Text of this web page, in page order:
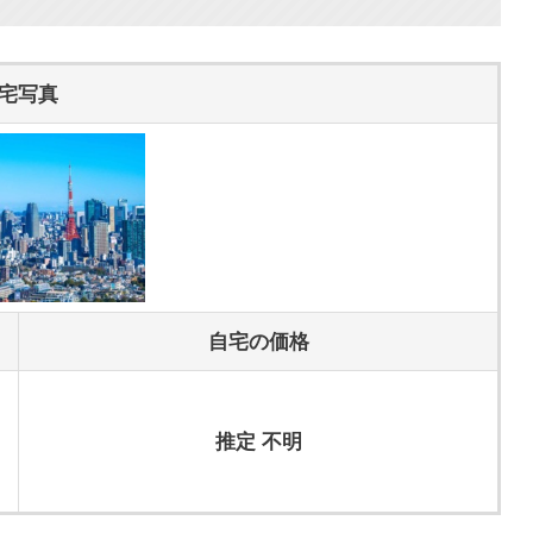
写真
自宅の価格
推定 不明